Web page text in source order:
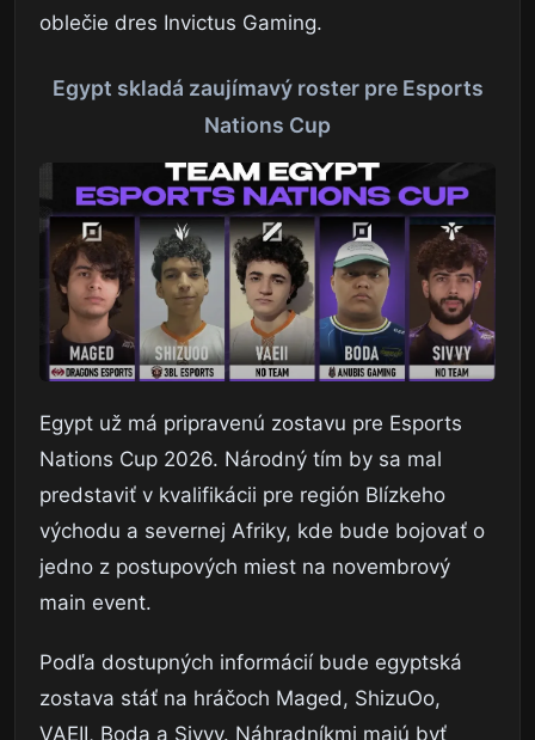
oblečie dres Invictus Gaming.
Egypt skladá zaujímavý roster pre Esports
Nations Cup
Egypt už má pripravenú zostavu pre Esports
Nations Cup 2026. Národný tím by sa mal
predstaviť v kvalifikácii pre región Blízkeho
východu a severnej Afriky, kde bude bojovať o
jedno z postupových miest na novembrový
main event.
Podľa dostupných informácií bude egyptská
zostava stáť na hráčoch Maged, ShizuOo,
VAEII, Boda a Sivvy. Náhradníkmi majú byť